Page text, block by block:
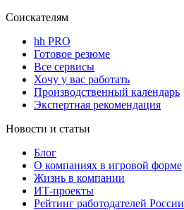
Соискателям
hh PRO
Готовое резюме
Все сервисы
Хочу у вас работать
Производственный календарь
Экспертная рекомендация
Новости и статьи
Блог
О компаниях в игровой форме
Жизнь в компании
ИТ-проекты
Рейтинг работодателей России